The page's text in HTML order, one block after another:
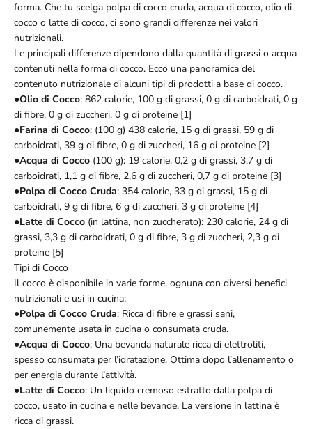
forma. Che tu scelga polpa di cocco cruda, acqua di cocco, olio di
cocco o latte di cocco, ci sono grandi differenze nei valori
nutrizionali.
Le principali differenze dipendono dalla quantità di grassi o acqua
contenuti nella forma di cocco. Ecco una panoramica del
contenuto nutrizionale di alcuni tipi di prodotti a base di cocco.
●Olio di Cocco: 862 calorie, 100 g di grassi, 0 g di carboidrati, 0 g
di fibre, 0 g di zuccheri, 0 g di proteine [1]
●Farina di Cocco: (100 g) 438 calorie, 15 g di grassi, 59 g di
carboidrati, 39 g di fibre, 0 g di zuccheri, 16 g di proteine [2]
●Acqua di Cocco (100 g): 19 calorie, 0,2 g di grassi, 3,7 g di
carboidrati, 1,1 g di fibre, 2,6 g di zuccheri, 0,7 g di proteine [3]
●Polpa di Cocco Cruda: 354 calorie, 33 g di grassi, 15 g di
carboidrati, 9 g di fibre, 6 g di zuccheri, 3 g di proteine [4]
●Latte di Cocco (in lattina, non zuccherato): 230 calorie, 24 g di
grassi, 3,3 g di carboidrati, 0 g di fibre, 3 g di zuccheri, 2,3 g di
proteine [5]
Tipi di Cocco
Il cocco è disponibile in varie forme, ognuna con diversi benefici
nutrizionali e usi in cucina:
●Polpa di Cocco Cruda: Ricca di fibre e grassi sani,
comunemente usata in cucina o consumata cruda.
●Acqua di Cocco: Una bevanda naturale ricca di elettroliti,
spesso consumata per l’idratazione. Ottima dopo l’allenamento o
per energia durante l’attività.
●Latte di Cocco: Un liquido cremoso estratto dalla polpa di
cocco, usato in cucina e nelle bevande. La versione in lattina è
ricca di grassi.